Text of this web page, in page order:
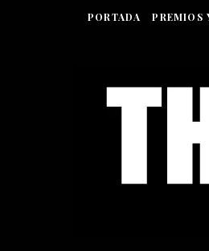
PORTADA PREMIOS